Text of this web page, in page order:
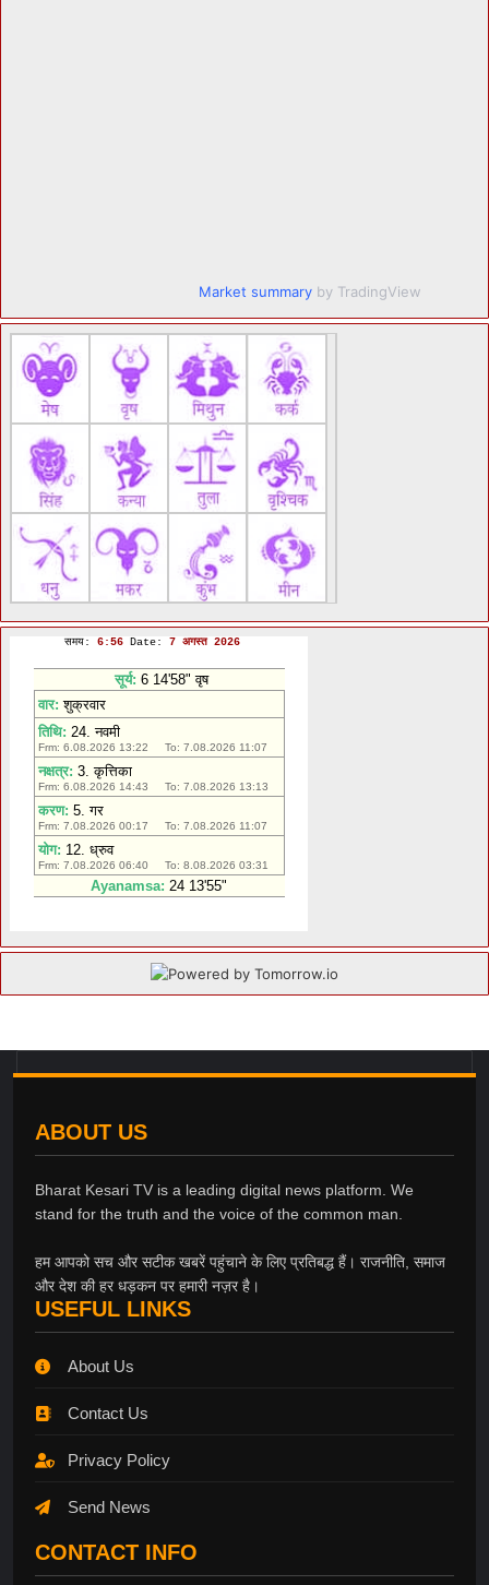
Market summary by TradingView
ABOUT US
Bharat Kesari TV is a leading digital news platform. We
stand for the truth and the voice of the common man.
हम आपको सच और सटीक खबरें पहुंचाने के लिए प्रतिबद्ध हैं। राजनीति, समाज
और देश की हर धड़कन पर हमारी नज़र है।
USEFUL LINKS
About Us
Contact Us
Privacy Policy
Send News
CONTACT INFO